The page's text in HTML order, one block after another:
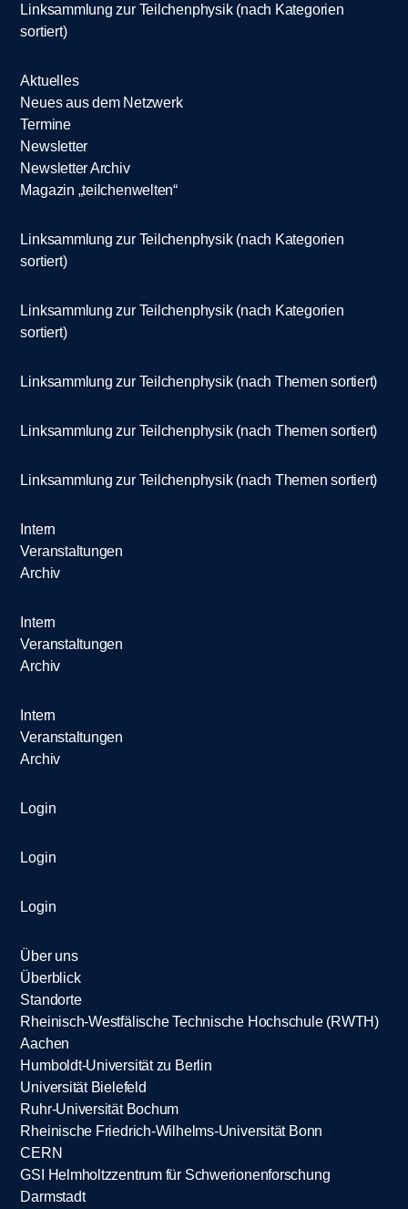
Linksammlung zur Teilchenphysik (nach Kategorien
sortiert)
Aktuelles
Neues aus dem Netzwerk
Termine
Newsletter
Newsletter Archiv
Magazin „teilchenwelten“
Linksammlung zur Teilchenphysik (nach Kategorien
sortiert)
Linksammlung zur Teilchenphysik (nach Kategorien
sortiert)
Linksammlung zur Teilchenphysik (nach Themen sortiert)
Linksammlung zur Teilchenphysik (nach Themen sortiert)
Linksammlung zur Teilchenphysik (nach Themen sortiert)
Intern
Veranstaltungen
Archiv
Intern
Veranstaltungen
Archiv
Intern
Veranstaltungen
Archiv
Login
Login
Login
Über uns
Überblick
Standorte
Rheinisch-Westfälische Technische Hochschule (RWTH)
Aachen
Humboldt-Universität zu Berlin
Universität Bielefeld
Ruhr-Universität Bochum
Rheinische Friedrich-Wilhelms-Universität Bonn
CERN
GSI Helmholtzzentrum für Schwerionenforschung
Darmstadt